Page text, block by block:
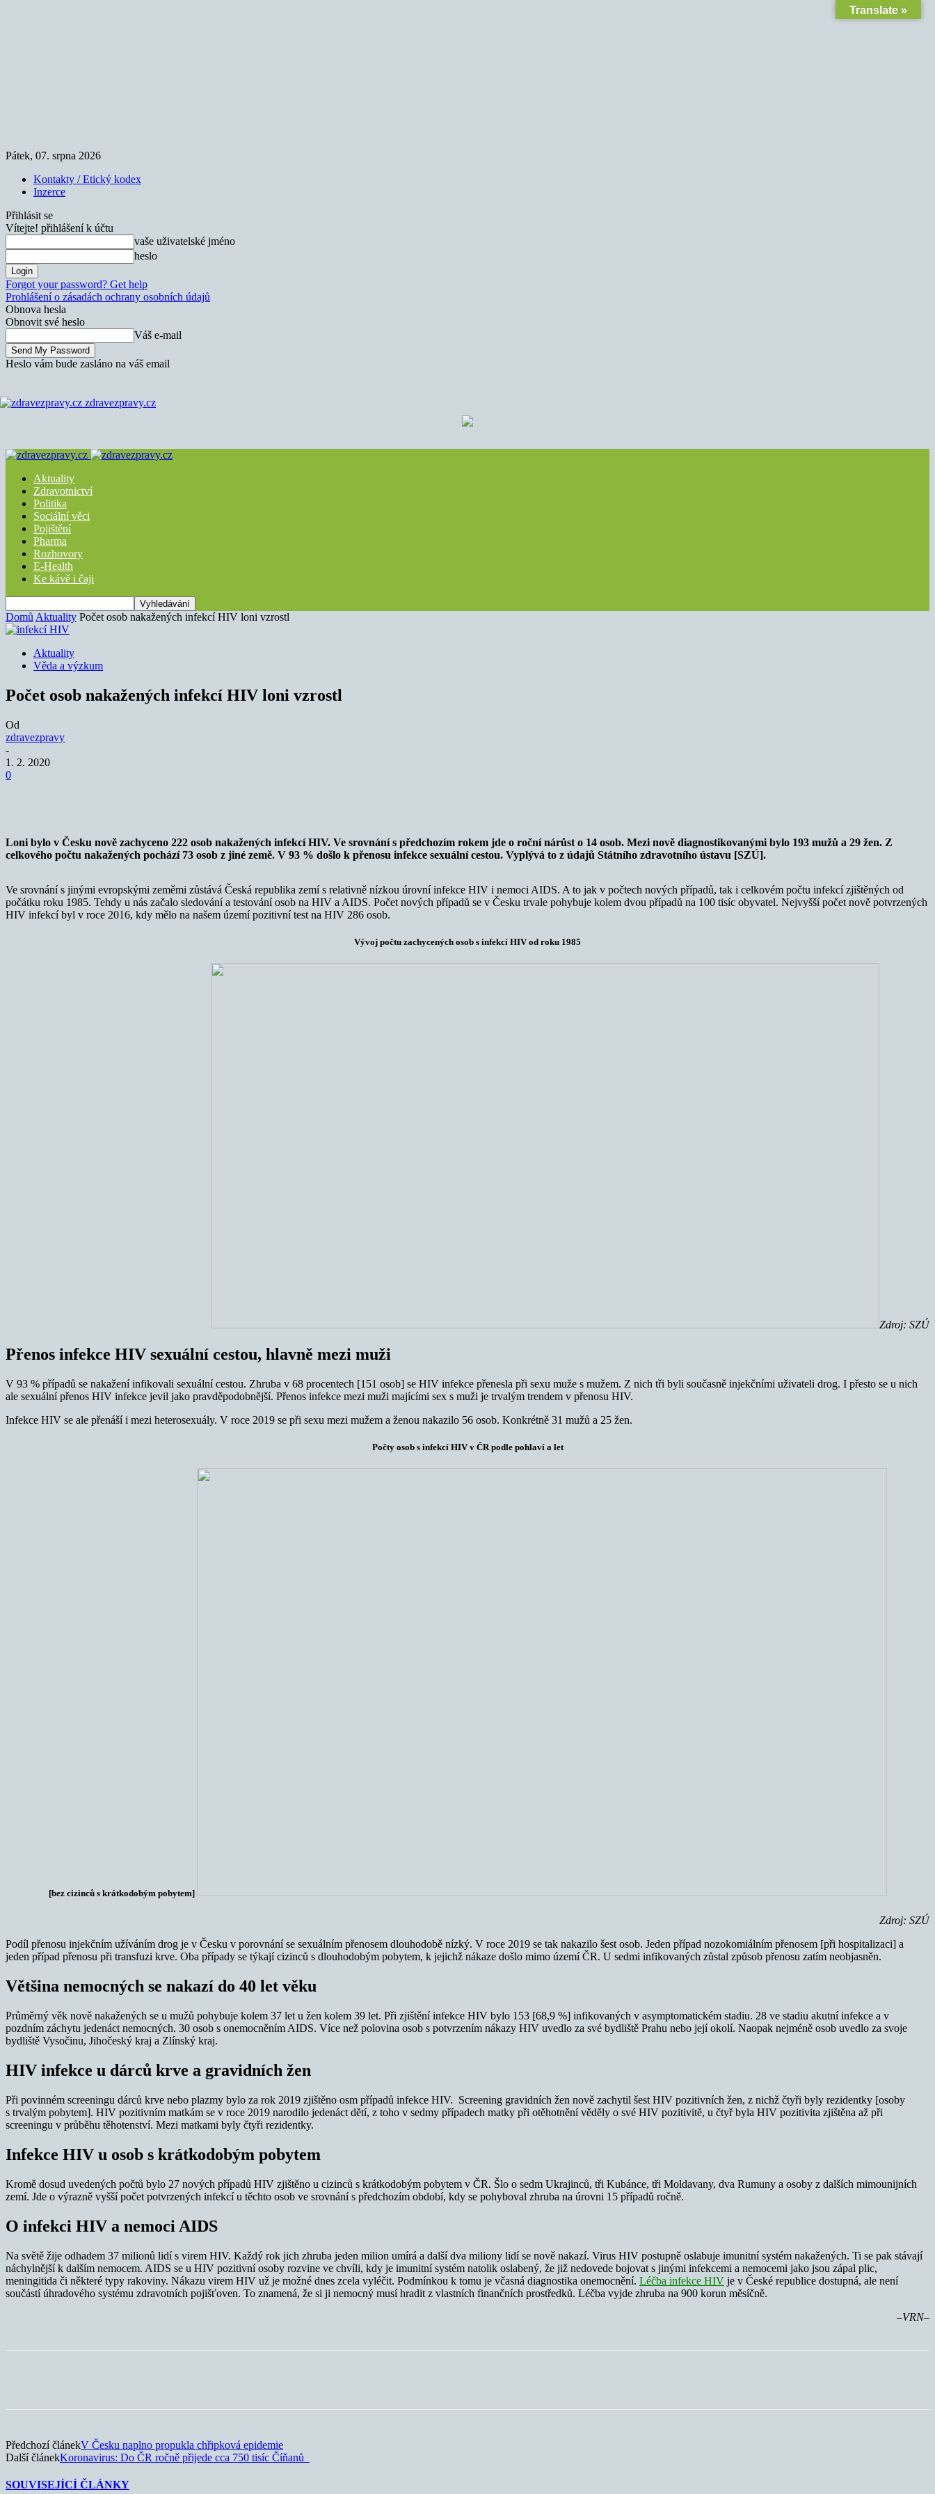
Pátek, 07. srpna 2026
Kontakty / Etický kodex
Inzerce
Přihlásit se
Vítejte! přihlášení k účtu
vaše uživatelské jméno
heslo
Forgot your password? Get help
Prohlášení o zásadách ochrany osobních údajů
Obnova hesla
Obnovit své heslo
Váš e-mail
Heslo vám bude zasláno na váš email
zdravezpravy.cz
Aktuality
Zdravotnictví
Politika
Sociální věci
Pojištění
Pharma
Rozhovory
E-Health
Ke kávě i čaji
Domů Aktuality Počet osob nakažených infekcí HIV loni vzrostl
Aktuality
Věda a výzkum
Počet osob nakažených infekcí HIV loni vzrostl
Od
zdravezpravy
-
1. 2. 2020
0
Loni bylo v Česku nově zachyceno 222 osob nakažených infekcí HIV. Ve srovnání s předchozím rokem jde o roční nárůst o 14 osob. Mezi nově diagnostikovanými bylo 193 mužů a 29 žen. Z
celkového počtu nakažených pochází 73 osob z jiné země. V 93 % došlo k přenosu infekce sexuální cestou. Vyplývá to z údajů Státního zdravotního ústavu [SZÚ].
Ve srovnání s jinými evropskými zeměmi zůstává Česká republika zemí s relativně nízkou úrovní infekce HIV i nemoci AIDS. A to jak v počtech nových případů, tak i celkovém počtu infekcí zjištěných od
počátku roku 1985. Tehdy u nás začalo sledování a testování osob na HIV a AIDS. Počet nových případů se v Česku trvale pohybuje kolem dvou případů na 100 tisíc obyvatel. Nejvyšší počet nově potvrzených
HIV infekcí byl v roce 2016, kdy mělo na našem území pozitivní test na HIV 286 osob.
Vývoj počtu zachycených osob s infekcí HIV od roku 1985
Zdroj: SZÚ
Přenos infekce HIV sexuální cestou, hlavně mezi muži
V 93 % případů se nakažení infikovali sexuální cestou. Zhruba v 68 procentech [151 osob] se HIV infekce přenesla při sexu muže s mužem. Z nich tři byli současně injekčními uživateli drog. I přesto se u nich
ale sexuální přenos HIV infekce jevil jako pravděpodobnější. Přenos infekce mezi muži majícími sex s muži je trvalým trendem v přenosu HIV.
Infekce HIV se ale přenáší i mezi heterosexuály. V roce 2019 se při sexu mezi mužem a ženou nakazilo 56 osob. Konkrétně 31 mužů a 25 žen.
Počty osob s infekcí HIV v ČR podle pohlaví a let
[bez cizinců s krátkodobým pobytem]
Zdroj: SZÚ
Podíl přenosu injekčním užíváním drog je v Česku v porovnání se sexuálním přenosem dlouhodobě nízký. V roce 2019 se tak nakazilo šest osob. Jeden případ nozokomiálním přenosem [při hospitalizaci] a
jeden případ přenosu při transfuzi krve. Oba případy se týkají cizinců s dlouhodobým pobytem, k jejichž nákaze došlo mimo území ČR. U sedmi infikovaných zůstal způsob přenosu zatím neobjasněn.
Většina nemocných se nakazí do 40 let věku
Průměrný věk nově nakažených se u mužů pohybuje kolem 37 let u žen kolem 39 let. Při zjištění infekce HIV bylo 153 [68,9 %] infikovaných v asymptomatickém stadiu. 28 ve stadiu akutní infekce a v
pozdním záchytu jedenáct nemocných. 30 osob s onemocněním AIDS. Více než polovina osob s potvrzením nákazy HIV uvedlo za své bydliště Prahu nebo její okolí. Naopak nejméně osob uvedlo za svoje
bydliště Vysočinu, Jihočeský kraj a Zlínský kraj.
HIV infekce u dárců krve a gravidních žen
Při povinném screeningu dárců krve nebo plazmy bylo za rok 2019 zjištěno osm případů infekce HIV. Screening gravidních žen nově zachytil šest HIV pozitivních žen, z nichž čtyři byly rezidentky [osoby
s trvalým pobytem]. HIV pozitivním matkám se v roce 2019 narodilo jedenáct dětí, z toho v sedmy případech matky při otěhotnění věděly o své HIV pozitivitě, u čtyř byla HIV pozitivita zjištěna až při
screeningu v průběhu těhotenství. Mezi matkami byly čtyři rezidentky.
Infekce HIV u osob s krátkodobým pobytem
Kromě dosud uvedených počtů bylo 27 nových případů HIV zjištěno u cizinců s krátkodobým pobytem v ČR. Šlo o sedm Ukrajinců, tři Kubánce, tři Moldavany, dva Rumuny a osoby z dalších mimounijních
zemí. Jde o výrazně vyšší počet potvrzených infekcí u těchto osob ve srovnání s předchozím období, kdy se pohyboval zhruba na úrovni 15 případů ročně.
O infekci HIV a nemoci AIDS
Na světě žije odhadem 37 milionů lidí s virem HIV. Každý rok jich zhruba jeden milion umírá a další dva miliony lidí se nově nakazí. Virus HIV postupně oslabuje imunitní systém nakažených. Ti se pak stávají
náchylnější k dalším nemocem. AIDS se u HIV pozitivní osoby rozvine ve chvíli, kdy je imunitní systém natolik oslabený, že již nedovede bojovat s jinými infekcemi a nemocemi jako jsou zápal plic,
meningitida či některé typy rakoviny. Nákazu virem HIV už je možné dnes zcela vyléčit. Podmínkou k tomu je včasná diagnostika onemocnění. Léčba infekce HIV je v České republice dostupná, ale není
součástí úhradového systému zdravotních pojišťoven. To znamená, že si ji nemocný musí hradit z vlastních finančních prostředků. Léčba vyjde zhruba na 900 korun měsíčně.
–VRN–
Předchozí článekV Česku naplno propukla chřipková epidemie
Další článekKoronavirus: Do ČR ročně přijede cca 750 tisíc Číňanů
SOUVISEJÍCÍ ČLÁNKY
Translate »